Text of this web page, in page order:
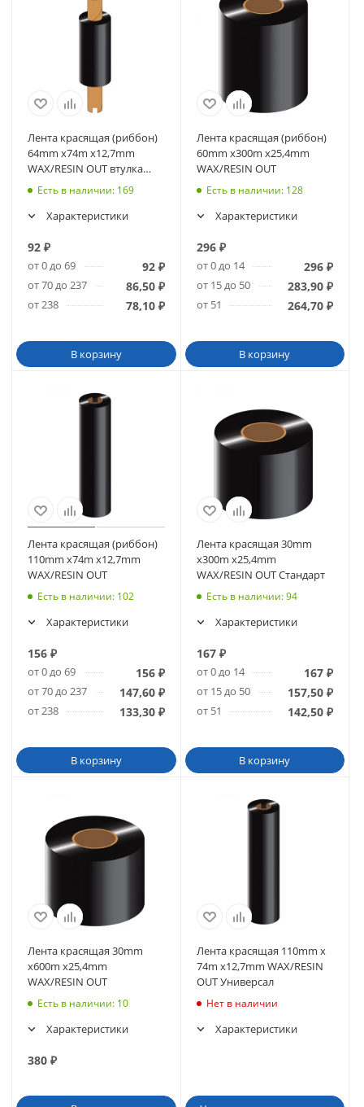
Лента красящая (риббон)
64mm x74m х12,7mm
WAX/RESIN OUT втулка
110мм
Есть в наличии: 169
Характеристики
92 ₽
от 0 до 69 92₽
от 70 до 237 86,50₽
от 238 78,10₽
В корзину
Лента красящая (риббон)
60mm x300m х25,4mm
WAX/RESIN OUT
Есть в наличии: 128
Характеристики
296₽
от 0 до 14 296 ₽
от 15 до 50 283,90 ₽
от 51 264,70 ₽
В корзину
Лента красящая (риббон)
110mm x74m х12,7mm
WAX/RESIN OUT
Есть в наличии: 102
Характеристики
156 ₽
от 0 до 69 156₽
от 70 до 237 147,60₽
от 238 133,30₽
В корзину
Лента красящая 30mm
x300m х25,4mm
WAX/RESIN OUT Стандарт
Есть в наличии: 94
Характеристики
167₽
от 0 до 14 167 ₽
от 15 до 50 157,50 ₽
от 51 142,50 ₽
В корзину
Лента красящая 30mm
x600m х25,4mm
WAX/RESIN OUT
Есть в наличии: 10
Характеристики
380 ₽
Лента красящая 110mm x
74m х12,7mm WAX/RESIN
OUT Универсал
Нет в наличии
Характеристики